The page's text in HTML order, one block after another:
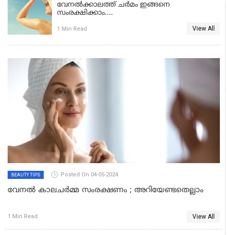
വേനല്‍ക്കാലത്ത് ചര്‍മം ഇങ്ങനെ
സംരക്ഷിക്കാം....
1 Min Read View All
BEAUTY TIPS Posted On 04-05-2024
വേനൽ കാലചർമ്മ സംരക്ഷണം ; അറിയേണ്ടതെല്ലാം
1 Min Read View All